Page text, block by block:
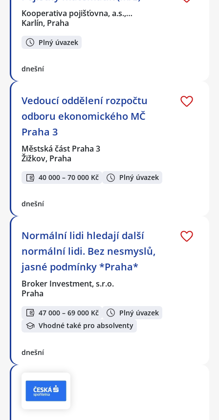
Kooperativa pojišťovna, a.s.,…
Karlín, Praha
Plný úvazek
dnešní
Vedoucí oddělení rozpočtu
odboru ekonomického MČ
Praha 3
Městská část Praha 3
Žižkov, Praha
40 000 – 70 000 Kč Plný úvazek
dnešní
Normální lidi hledají další
normální lidi. Bez nesmyslů,
jasné podmínky *Praha*
Broker Investment, s.r.o.
Praha
47 000 – 69 000 Kč
Plný úvazek
Vhodné také pro absolventy
dnešní